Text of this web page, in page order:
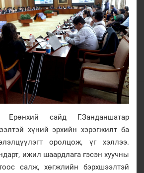
сайд Г.Занданшатар
хүний эрхийн хэрэгжилт ба
оролцож, үг хэллээ.
ижил шаардлага гэсэн хуучны
салж, хөгжлийн бэрхшээлтэй